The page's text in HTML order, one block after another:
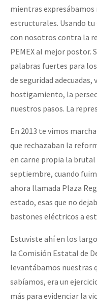
mientras
estructurales. Usando
con nosotros contra la
PEMEX al mejor postor.
palabras fuertes para
de seguridad
hostigamiento, la
nuestros pasos. La
En 2013 te vimos
que rechazaban la
en carne propia la brutal
septiembre, cuando
ahora llamada Plaza
estado, esas que no
bastones eléctricos a
Estuviste ahí en los
la Comisión Estatal de
levantábamos nuestras
sabíamos, era un
más para evidenciar la